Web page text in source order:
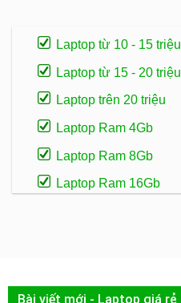
Laptop từ 10 - 15 triệu
Laptop từ 15 - 20 triệu
Laptop trên 20 triệu
Laptop Ram 4Gb
Laptop Ram 8Gb
Laptop Ram 16Gb
Bài viết mới - Laptop giá rẻ